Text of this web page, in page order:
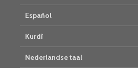
Español
Kurdî
Nederlandse taal